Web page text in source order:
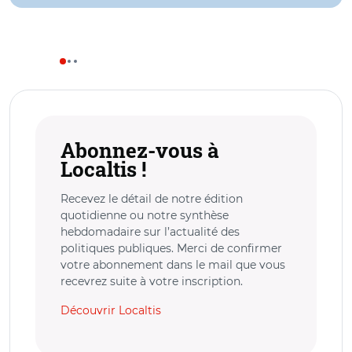
Abonnez-vous à
Localtis !
Recevez le détail de notre édition
quotidienne ou notre synthèse
hebdomadaire sur l’actualité des
politiques publiques. Merci de confirmer
votre abonnement dans le mail que vous
recevrez suite à votre inscription.
Découvrir Localtis